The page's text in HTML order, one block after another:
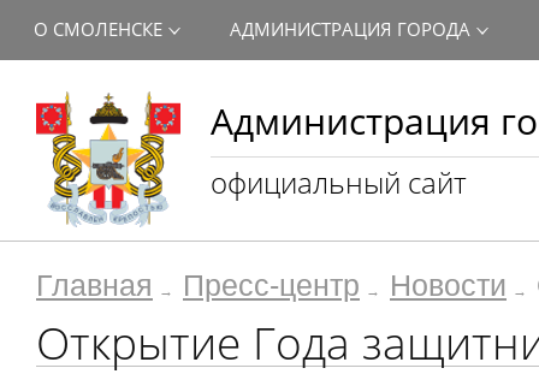
Администрация
официальный сайт
О СМОЛЕНСКЕ АДМИНИСТРАЦИЯ ГОРОДА
Главная Пресс-центр Новости
Открытие Года